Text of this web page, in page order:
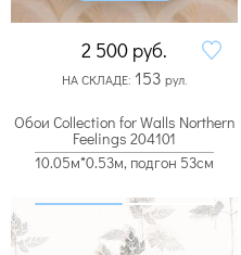
2 500 руб.
НА СКЛАДЕ: 153 рул.
Обои Collection for Walls Northern
Feelings 204101
10.05м*0.53м, подгон 53см